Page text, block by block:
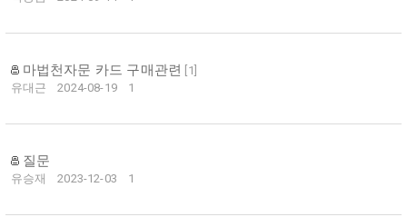
마법천자문 카드 구매관련 1
유대근
2024-08-19 1
질문
유승재 2023-12-03 1